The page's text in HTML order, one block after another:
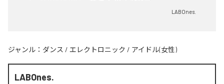
LABOnes.
ジャンル： ダンス / エレクトロニック / アイドル(女性)
LABOnes.